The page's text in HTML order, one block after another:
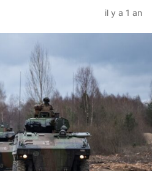
il y a 1 an